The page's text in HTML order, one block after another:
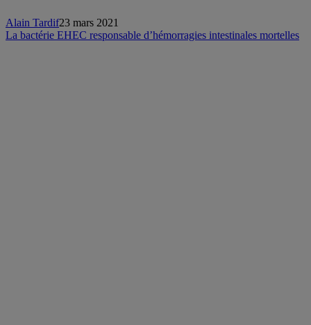
Alain Tardif23 mars 2021
La bactérie EHEC responsable d’hémorragies intestinales mortelles